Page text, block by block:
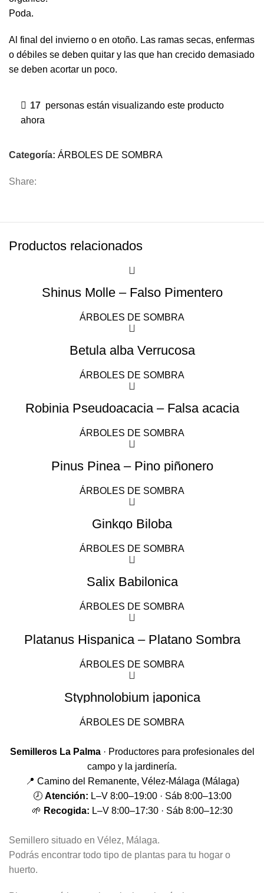
Poda.
Al final del invierno o en otoño. Las ramas secas, enfermas
o débiles se deben quitar y las que han crecido demasiado
se deben acortar un poco.
17 personas están visualizando este producto
ahora
Categoría: ÁRBOLES DE SOMBRA
Share:
Productos relacionados
Shinus Molle – Falso Pimentero
ÁRBOLES DE SOMBRA
Betula alba Verrucosa
ÁRBOLES DE SOMBRA
Robinia Pseudoacacia – Falsa acacia
ÁRBOLES DE SOMBRA
Pinus Pinea – Pino piñonero
ÁRBOLES DE SOMBRA
Ginkgo Biloba
ÁRBOLES DE SOMBRA
Salix Babilonica
ÁRBOLES DE SOMBRA
Platanus Hispanica – Platano Sombra
ÁRBOLES DE SOMBRA
Styphnolobium japonica
ÁRBOLES DE SOMBRA
Semilleros La Palma· Productores para profesionales del
campo y la jardinería.
📍 Camino del Remanente, Vélez-Málaga (Málaga)
🕗 Atención: L–V 8:00–19:00 · Sáb 8:00–13:00
🌱 Recogida: L–V 8:00–17:30 · Sáb 8:00–12:30
Semillero situado en Vélez, Málaga.
Podrás encontrar todo tipo de plantas para tu hogar o
huerto.